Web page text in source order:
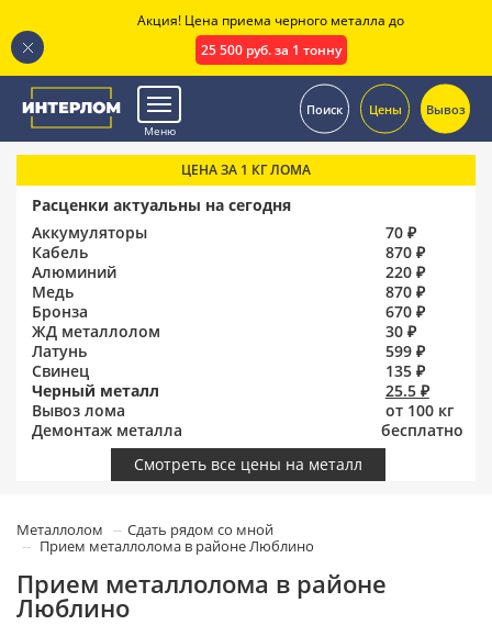
Меню
Поиск Цены Вывоз
ЦЕНА ЗА 1 КГ ЛОМА
Расценки актуальны на сегодня
Аккумуляторы
70 ₽
Кабель
870 ₽
Алюминий
220 ₽
Медь
870 ₽
Бронза
670 ₽
ЖД металлолом
30 ₽
Латунь
599 ₽
Свинец
135 ₽
Черный металл
25.5 ₽
Вывоз лома
от 100 кг
Демонтаж металла
бесплатно
Смотреть все цены на металл
Металлолом
Сдать рядом со мной
Прием металлолома в районе Люблино
Прием металлолома в районе
Люблино
Акция! Цена приема черного металла до
25 500 руб. за 1 тонну
.